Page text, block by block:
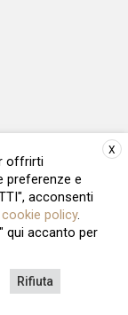
al tribunale di
Raffaella Roani
- 09041871006
i.v
COOKIE POLICY
X
offrirti
preferenze e
acconsenti
cookie policy.
qui accanto per
Rifiuta